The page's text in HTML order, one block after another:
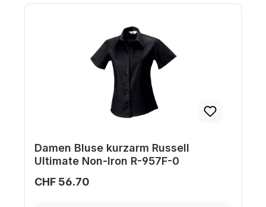
Damen Bluse kurzarm Russell
Ultimate Non-Iron R-957F-0
CHF 56.70